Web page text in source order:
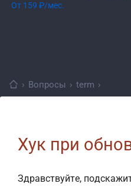
› Вопросы › term ›
Хук при
Здравствуйте,